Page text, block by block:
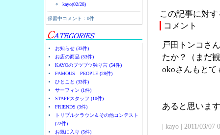
kayo(02/28)
保留中コメント：0件
お知らせ (33件)
お店の商品 (53件)
KAYOのブツブツ独り言 (54件)
FAMOUS PEOPLE (28件)
ひとこと (33件)
サーフィン (1件)
STAFFスタッフ (10件)
FRIENDS (3件)
トリプルクラウン＆その他コンテスト
(22件)
お気に入り (5件)
この記事に対
コメント
戸田トンコさ
たか？（まだ
okoさんもとて
あると思いま
| kayo | 2011/03/07